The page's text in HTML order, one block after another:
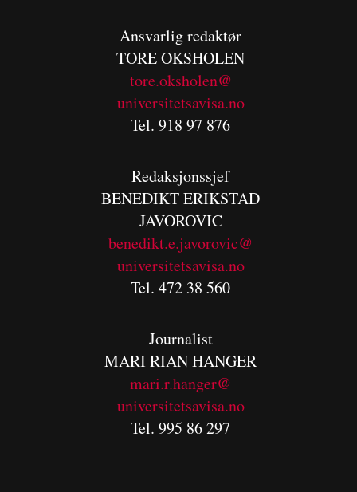
Ansvarlig redaktør
TORE OKSHOLEN
tore.oksholen@
universitetsavisa.no
Tel. 918 97 876
Redaksjonssjef
BENEDIKTERIKSTAD
JAVOROVIC
benedikt.e.javorovic@
universitetsavisa.no
Tel. 472 38 560
Journalist
MARI RIAN HANGER
mari.r.hanger@
universitetsavisa.no
Tel. 995 86 297